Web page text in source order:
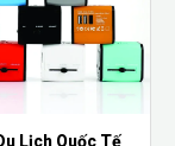
Lịch Quốc Tế